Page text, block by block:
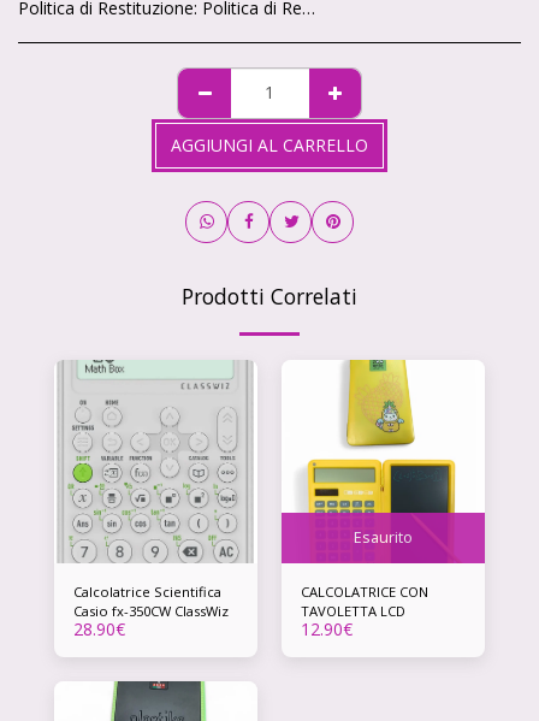
Politica di Restituzione: Politica di Reso – Cartoleria Soleluna 🌞🌙 Ci teniamo che ogni acquisto sul nostro shop ti renda felice. Se qualcosa non va, niente panico: hai sempre la possibilità di restituire i tuoi articoli in modo semplice e veloce. 🕒 Quanto tempo hai? Hai 14 giorni di tempo da quando ricevi il pacco per chiedere il reso, come previsto dalla legge. 📦 Condizioni degli articoli Gli articoli devono tornare da noi intatti, non utilizzati e nella loro confezione originale. Non possiamo accettare resi di prodotti personalizzati o già aperti (per motivi igienici). ✉️ Come fare richiesta Scrivici a info@cartoleriasoleluna.it con il numero d’ordine e l’articolo che vuoi restituire. Ti invieremo tutte le istruzioni via mail. Spedisci il pacco all’indirizzo che ti forniremo. 🚚 Spese di spedizione Se hai cambiato idea, le spese di reso sono a carico tuo. Se invece ti è arrivato un prodotto sbagliato o difettoso, ce ne occuperemo noi senza costi extra. 💳 Rimborso Appena riceviamo e controlliamo gli articoli, ti rimborseremo entro 14 giorni sullo stesso metodo di pagamento che hai usato per l’acquisto.
AGGIUNGI AL CARRELLO
Prodotti Correlati
Calcolatrice Scientifica
Casio fx-350CW ClassWiz
28.90€
Esaurito
CALCOLATRICE CON
TAVOLETTA LCD
12.90€